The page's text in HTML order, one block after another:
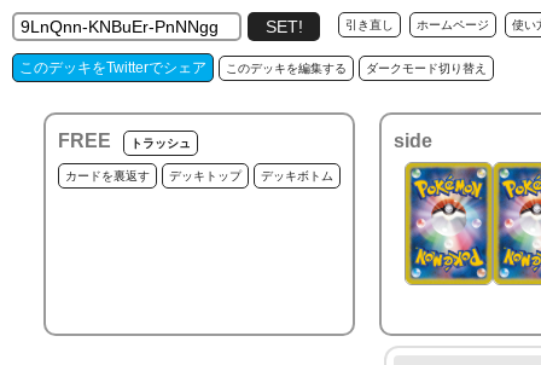
引き直し ホームページ 使い
このデッキをTwitterでシェア このデッキを編集する ダークモード切り替え
FREE トラッシュ
カードを裏返す デッキトップ デッキボトム
side